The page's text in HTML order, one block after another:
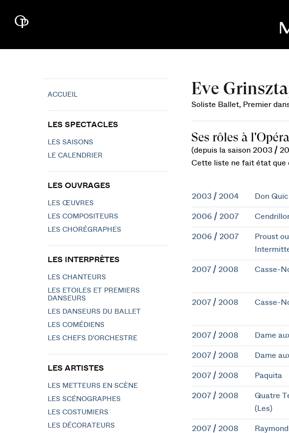
Eve
Soliste Ballet, Premier
Ses rôles à
(depuis la saison 2003 /
Cette liste ne fait état que
2003 / 2004 Don
2006 / 2007
2006 / 2007
Proust
2007 / 2008 Casse-
2007 / 2008 Casse-
2007 / 2008 Dame
2007 / 2008 Dame
2007 / 2008 Paquita
2007 / 2008
Quatre
(Les)
2007 / 2008
ACCUEIL
LES SPECTACLES
LES SAISONS
LE CALENDRIER
LES OUVRAGES
LES ŒUVRES
LES COMPOSITEURS
LES CHORÉGRAPHES
LES INTERPRÈTES
LES CHANTEURS
LES ETOILES ET PREMIERS
DANSEURS
LES DANSEURS DU BALLET
LES COMÉDIENS
LES CHEFS D'ORCHESTRE
LES ARTISTES
LES METTEURS EN SCÈNE
LES SCÉNOGRAPHES
LES COSTUMIERS
LES DÉCORATEURS